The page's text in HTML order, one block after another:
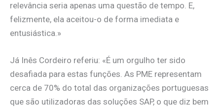
relevância seria apenas uma questão de tempo. E,
felizmente, ela aceitou-o de forma imediata e
entusiástica.»
Já Inês Cordeiro referiu: «É um orgulho ter sido
desafiada para estas funções. As PME representam
cerca de 70% do total das organizações portuguesas
que são utilizadoras das soluções SAP, o que diz bem